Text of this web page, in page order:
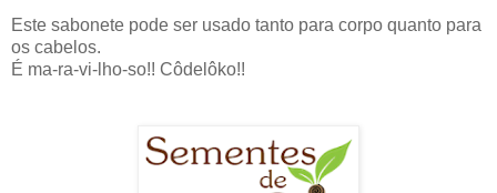
Este sabonete pode ser usado tanto para corpo quanto para
os cabelos.
É ma-ra-vi-lho-so!! Côdelôko!!